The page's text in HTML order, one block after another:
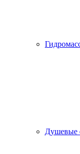
Душевые